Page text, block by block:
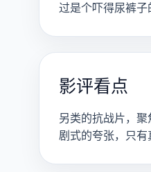
过是个吓得尿裤
影评看点
另类的抗战片，聚
剧式的夸张，只有